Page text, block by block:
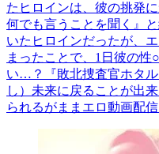
たヒロインは、彼の挑発
何でも言うことを聞く』
いたヒロインだったが、
まったことで、1日彼の性
い…？『敗北捜査官ホタル
し）未来に戻ることが出
られるがままエロ動画配